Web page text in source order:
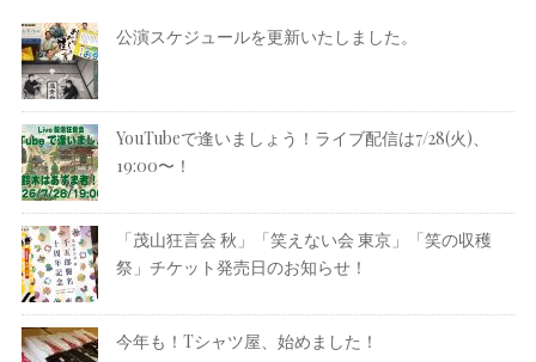
公演スケジュールを更新いたしました。
YouTubeで逢いましょう！ライブ配信は7/28(火)、
19:00〜！
「茂山狂言会 秋」「笑えない会 東京」「笑の収穫
祭」チケット発売日のお知らせ！
今年も！Tシャツ屋、始めました！